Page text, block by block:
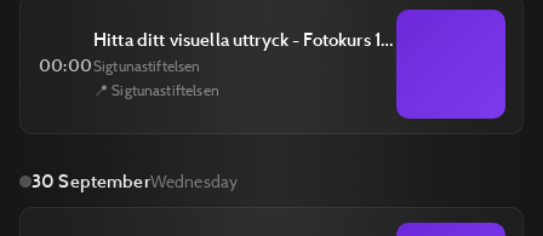
00:00
Hitta ditt visuella uttryck - Fotokurs 19/9
Sigtunastiftelsen
📍 Sigtunastiftelsen
30 SeptemberWednesday